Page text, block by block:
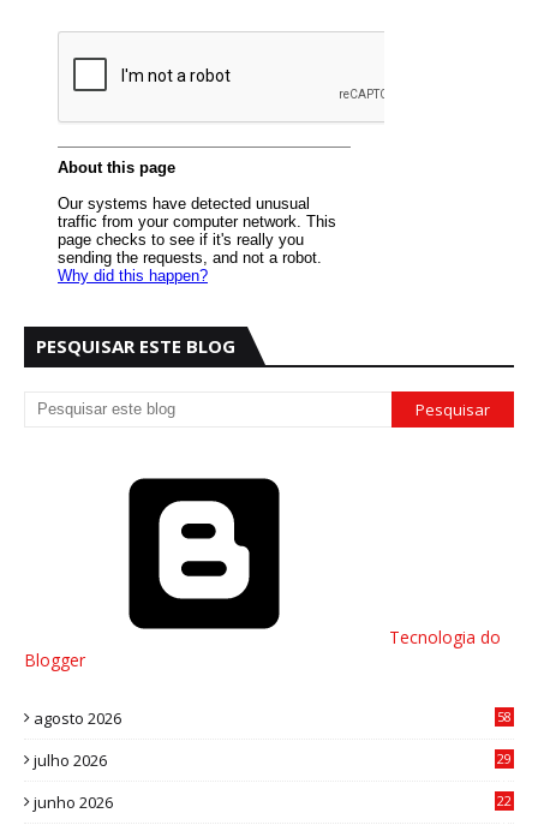
PESQUISAR ESTE BLOG
Tecnologia do
Blogger
agosto 2026 58
julho 2026
29
junho 2026
22